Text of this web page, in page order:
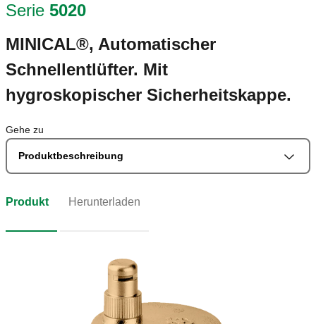
Serie 5020
MINICAL®, Automatischer
Schnellentlüfter. Mit
hygroskopischer Sicherheitskappe.
Gehe zu
Produktbeschreibung
Produkt Herunterladen